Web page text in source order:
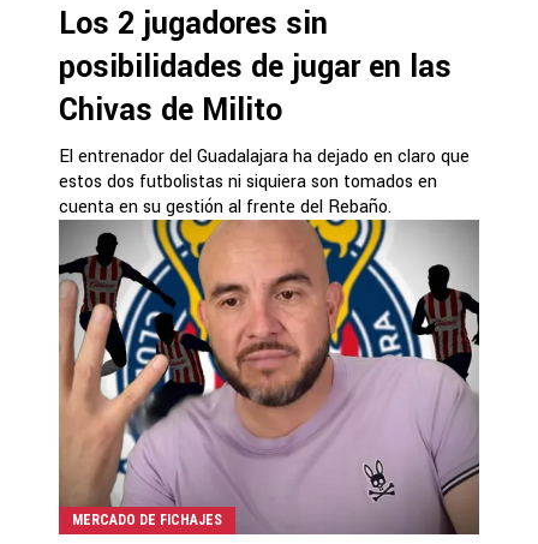
Los 2 jugadores sin
posibilidades de jugar en las
Chivas de Milito
El entrenador del Guadalajara ha dejado en claro que
estos dos futbolistas ni siquiera son tomados en
cuenta en su gestión al frente del Rebaño.
MERCADO DE FICHAJES